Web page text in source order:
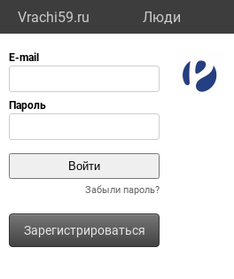
Vrachi59.ru Люди
Забыли пароль?
Зарегистрироваться